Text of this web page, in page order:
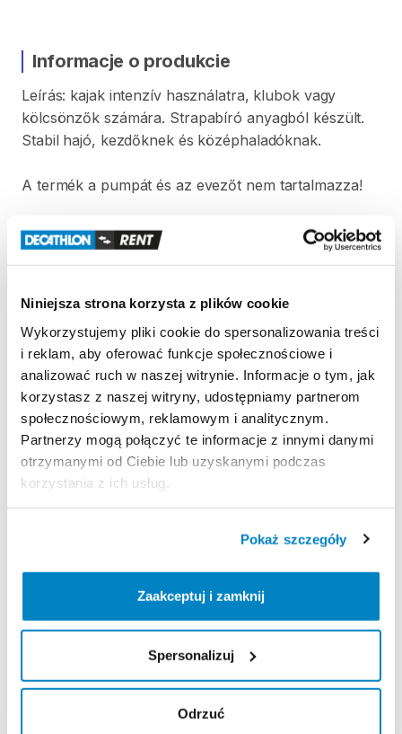
Niniejsza strona korzysta z plików cookie
Wykorzystujemy pliki cookie do spersonalizowania treści
i reklam, aby oferować funkcje społecznościowe i
analizować ruch w naszej witrynie. Informacje o tym, jak
korzystasz z naszej witryny, udostępniamy partnerom
społecznościowym, reklamowym i analitycznym.
Partnerzy mogą połączyć te informacje z innymi danymi
otrzymanymi od Ciebie lub uzyskanymi podczas
korzystania z ich usług.
Pokaż szczegóły
Zaakceptuj i zamknij
Spersonalizuj
Odrzuć
Informacje o produkcie
Leírás: kajak intenzív használatra​,​ klubok vagy
kölcsönzők számára. Strapabíró anyagból készült.
Stabil hajó​,​ kezdőknek és középhaladóknak.
A termék a pumpát és az evezőt nem tartalmazza!
Zasady wypożyczenia
REGULAMIN
Regulamin wypożyczalni
ODBIÓR I ZWROT SPRZĘTU
Szerda 09:00 - 19:00
Csütörtök 09:00 - 19:00
Péntek 09:00 - 19:00
Szombat 09:00 - 19:00
Vasárnap 09:00 - 18:00